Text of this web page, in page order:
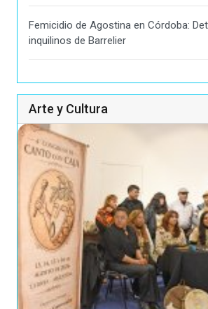
Femicidio de Agostina en Córdoba:
inquilinos de Barrelier
Arte y Cultura